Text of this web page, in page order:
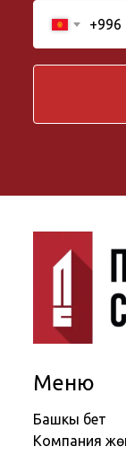
+996
Меню
Башкы бет
Компания